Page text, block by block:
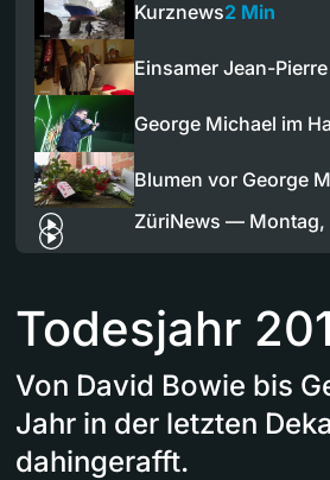
Kurznews2 Min
Einsamer Jean-
George Michael im
Blumen vor George
ZüriNews —
Todesjahr
Von David Bowie bis
Jahr in der letzten
dahingerafft.